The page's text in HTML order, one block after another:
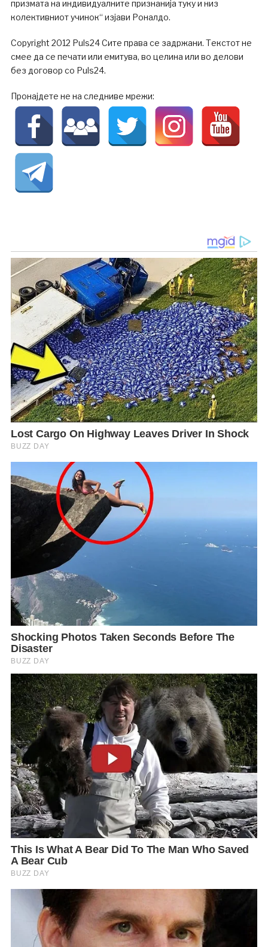
призмата на индивидуалните признанија туку и низ
колективниот учинок“ изјави Роналдо.
Copyright 2012 Puls24 Сите права се задржани. Текстот не
смее да се печати или емитува, во целина или во делови
без договор со Puls24.
Пронајдете не на следниве мрежи: